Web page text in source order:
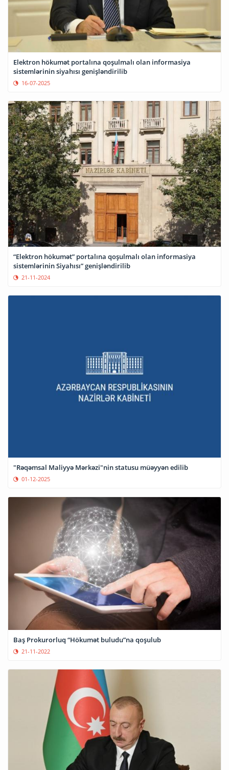
​​​​​​​Elektron hökumət portalına qoşulmalı olan informasiya
sistemlərinin siyahısı genişləndirilib
16-07-2025
“Elektron hökumət” portalına qoşulmalı olan informasiya
sistemlərinin Siyahısı” genişləndirilib
21-11-2024
"Rəqəmsal Maliyyə Mərkəzi"nin statusu müəyyən edilib
01-12-2025
Baş Prokurorluq “Hökumət buludu”na qoşulub
21-11-2022